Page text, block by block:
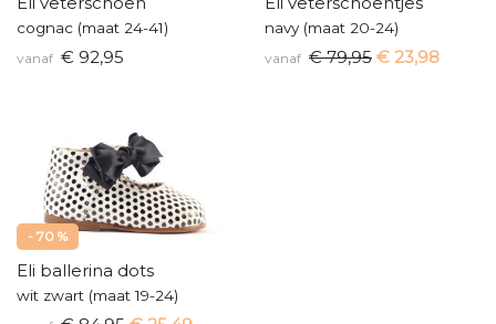
cognac (maat 24-41)
vanaf € 92,95
navy (maat 20-24)
vanaf € 79,95 € 23,98
- 70 %
Eli ballerina dots
wit zwart (maat 19-24)